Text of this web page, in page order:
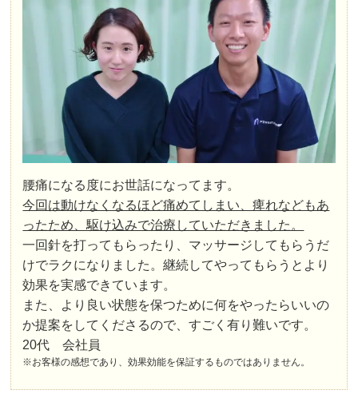
腰痛になる度にお世話になってます。
今回は動けなくなるほど痛めてしまい、痺れなどもあ
ったため、駆け込みで治療していただきました。
一回針を打ってもらったり、マッサージしてもらうだ
けでラクになりました。継続してやってもらうとより
効果を実感できています。
また、より良い状態を保つために何をやったらいいの
か提案をしてくださるので、すごく有り難いです。
20代 会社員
※お客様の感想であり、効果効能を保証するものではありません。